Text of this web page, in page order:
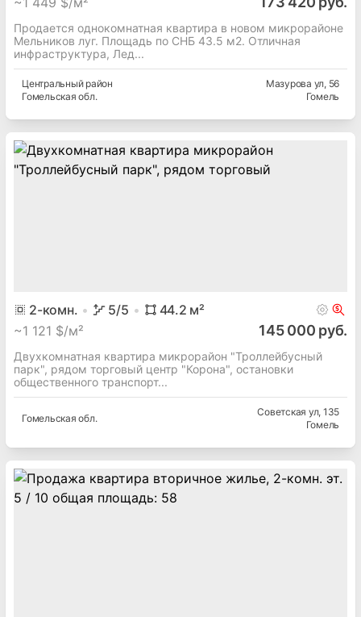
Продается однокомнатная квартира в новом микрорайоне
Мельников луг. Площадь по СНБ 43.5 м2. Отличная
инфраструктура, Лед...
Центральныйрайон
Гомельская обл.
Мазурова ул, 56
Гомель
2-комн. 5/5 44.2 м²
~1 121 $/м² 145 000 руб.
Двухкомнатная квартира микрорайон "Троллейбусный
парк", рядом торговый центр "Корона", остановки
общественного транспорт...
Гомельская обл.
Советская ул, 135
Гомель